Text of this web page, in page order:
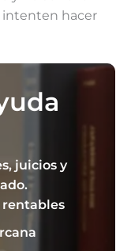
intenten hacer
juicios y
rentables